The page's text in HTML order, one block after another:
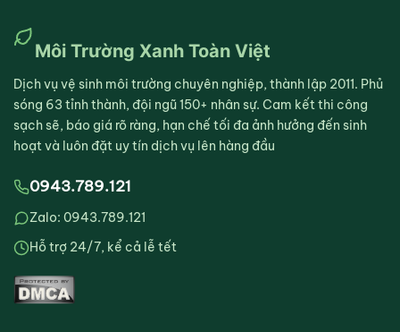
Môi Trường Xanh Toàn Việt
Dịch vụ vệ sinh môi trường chuyên nghiệp, thành lập 2011. Phủ
sóng 63 tỉnh thành, đội ngũ 150+ nhân sự. Cam kết thi công
sạch sẽ, báo giá rõ ràng, hạn chế tối đa ảnh hưởng đến sinh
hoạt và luôn đặt uy tín dịch vụ lên hàng đầu
0943.789.121
Zalo: 0943.789.121
Hỗ trợ 24/7, kể cả lễ tết